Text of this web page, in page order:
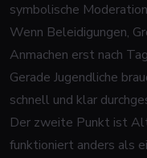
symbolische
Wenn Beleidigungen,
Anmachen erst nach
Gerade Jugendliche
schnell und klar
Der zweite Punkt ist
funktioniert anders als